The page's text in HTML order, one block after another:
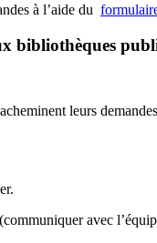
à l’aide du
bibliothèques
leurs
(communiquer avec